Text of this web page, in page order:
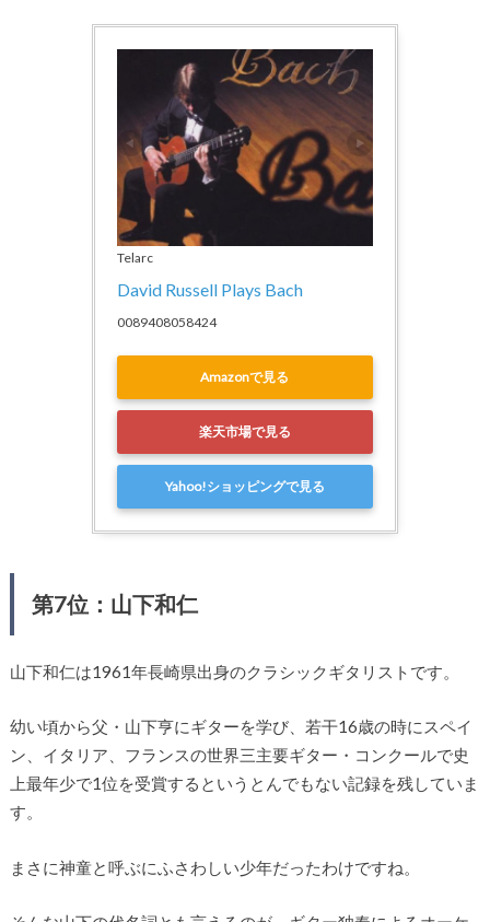
Telarc
David Russell Plays Bach
0089408058424
Amazonで見る
楽天市場で見る
Yahoo!ショッピングで見る
第7位：山下和仁
山下和仁は1961年長崎県出身のクラシックギタリストです。
幼い頃から父・山下亨にギターを学び、若干16歳の時にスペイ
ン、イタリア、フランスの世界三主要ギター・コンクールで史
上最年少で1位を受賞するというとんでもない記録を残していま
す。
まさに神童と呼ぶにふさわしい少年だったわけですね。